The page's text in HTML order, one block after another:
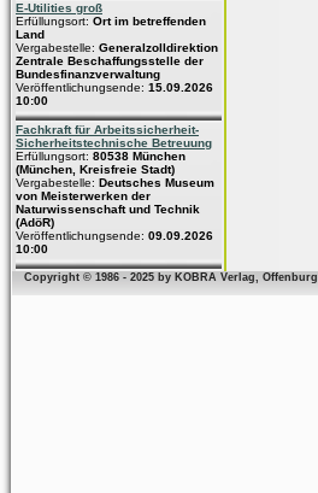
E-Utilities groß
Erfüllungsort: Ort im betreffenden
Land
Vergabestelle: Generalzolldirektion
Zentrale Beschaffungsstelle der
Bundesfinanzverwaltung
Veröffentlichungsende: 15.09.2026
10:00
Fachkraft für Arbeitssicherheit-
Sicherheitstechnische Betreuung
Erfüllungsort: 80538 München
(München, Kreisfreie Stadt)
Vergabestelle: Deutsches Museum
von Meisterwerken der
Naturwissenschaft und Technik
(AdöR)
Veröffentlichungsende: 09.09.2026
10:00
Copyright © 1986 - 2025 by KOBRA Verlag, Offenburg